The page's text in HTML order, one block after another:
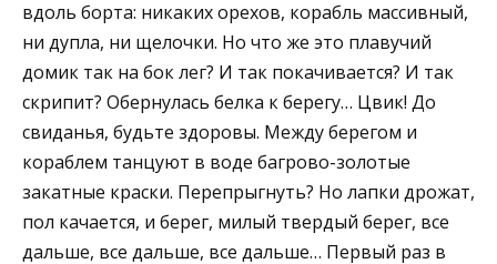
вдоль борта: никаких орехов, корабль массивный,
ни дупла, ни щелочки. Но что же это плавучий
домик так на бок лег? И так покачивается? И так
скрипит? Обернулась белка к берегу… Цвик! До
свиданья, будьте здоровы. Между берегом и
кораблем танцуют в воде багрово-золотые
закатные краски. Перепрыгнуть? Но лапки дрожат,
пол качается, и берег, милый твердый берег, все
дальше, все дальше, все дальше… Первый раз в